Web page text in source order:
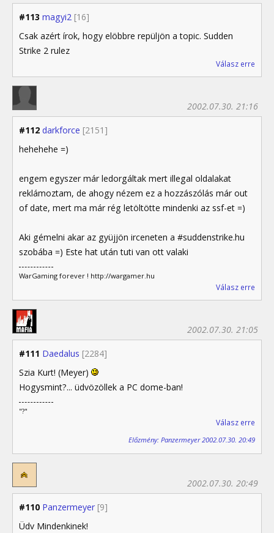
#113 magyi2 [16]
Csak azért írok, hogy elöbbre repüljön a topic. Sudden
Strike 2 rulez
Válasz erre
#112 darkforce [2151]
2002.07.30. 21:16
hehehehe =)
engem egyszer már ledorgáltak mert illegal oldalakat
reklámoztam, de ahogy nézem ez a hozzászólás már out
of date, mert ma már rég letöltötte mindenki az ssf-et =)
Aki gémelni akar az gyüjjön irceneten a #suddenstrike.hu
szobába =) Este hat után tuti van ott valaki
WarGaming forever ! http://wargamer.hu
Válasz erre
#111 Daedalus [2284]
2002.07.30. 21:05
Szia Kurt! (Meyer)
Hogysmint?... üdvözöllek a PC dome-ban!
"?"
Válasz erre
Előzmény: Panzermeyer 2002.07.30. 20:49
#110 Panzermeyer [9]
2002.07.30. 20:49
Üdv Mindenkinek!